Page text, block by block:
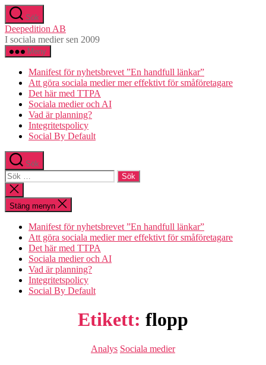
Hoppa
till
innehåll
Sök
Deepedition AB
I sociala medier sen 2009
Meny
Manifest för nyhetsbrevet ”En handfull länkar”
Att göra sociala medier mer effektivt för småföretagare
Det här med TTPA
Sociala medier och AI
Vad är planning?
Integritetspolicy
Social By Default
Sök
Sök
efter:
Stäng
sökningen
Stäng menyn
Manifest för nyhetsbrevet ”En handfull länkar”
Att göra sociala medier mer effektivt för småföretagare
Det här med TTPA
Sociala medier och AI
Vad är planning?
Integritetspolicy
Social By Default
Etikett: flopp
Kategorier
Analys Sociala medier